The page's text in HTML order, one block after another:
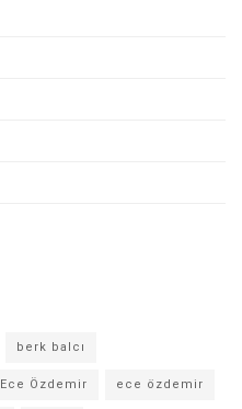
berk balcı
Ece Özdemir ece özdemir